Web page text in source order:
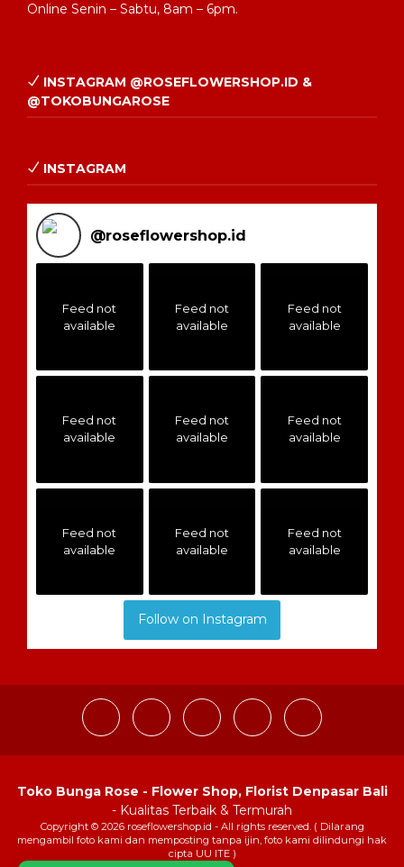
Online Senin – Sabtu, 8am – 6pm.
INSTAGRAM @ROSEFLOWERSHOP.ID &
@TOKOBUNGAROSE
INSTAGRAM
@roseflowershop.id
Feed not
available
Feed not
available
Feed not
available
Feed not
available
Feed not
available
Feed not
available
Feed not
available
Feed not
available
Feed not
available
Follow on Instagram
Toko Bunga Rose - Flower Shop, Florist Denpasar Bali
- Kualitas Terbaik & Termurah
Copyright © 2026 roseflowershop.id - All rights reserved. ( Dilarang
mengambil foto kami dan memposting tanpa ijin, foto kami dilindungi hak
cipta UU ITE )